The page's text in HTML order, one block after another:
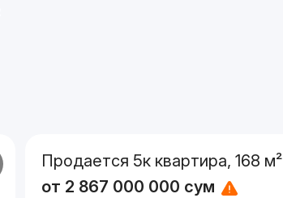
Продается 5к квартира, 168 м²
от 2 867 000 000 сум